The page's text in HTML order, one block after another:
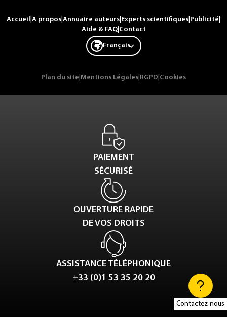
Contactez-nous
Accueil A propos Annuaire auteurs Experts scientifiques Publicité
Aide & FAQ| Contact
Français
Plan du site Mentions Légales RGPD Cookies
PAIEMENT
SÉCURISÉ
OUVERTURE RAPIDE
DE VOS DROITS
ASSISTANCE TÉLÉPHONIQUE
+33 (0)1 53 35 20 20